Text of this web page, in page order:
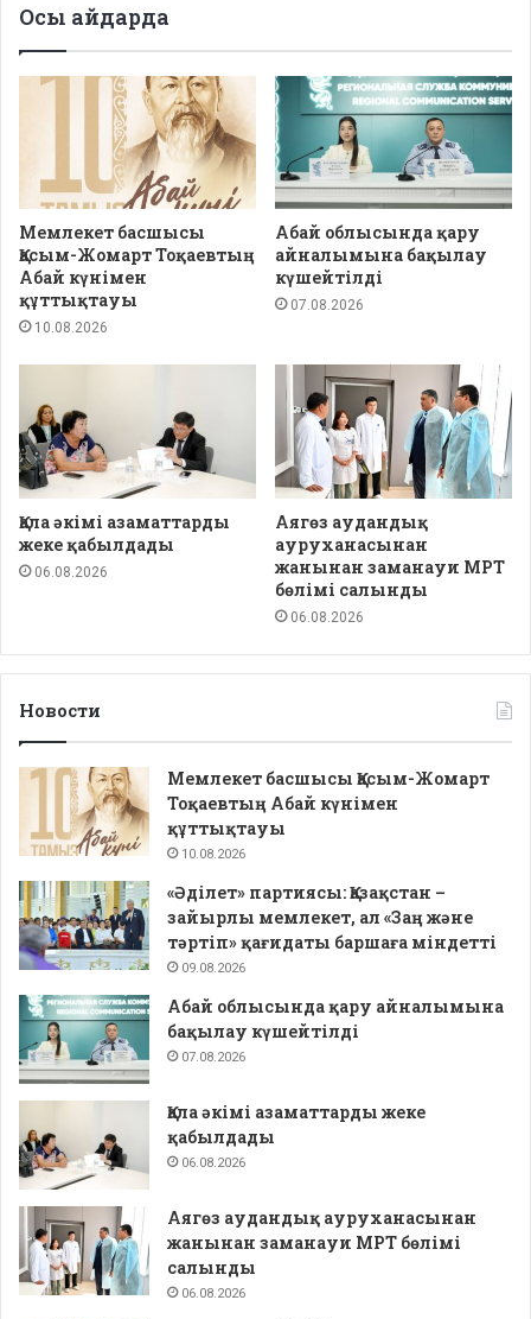
Осы айдарда
Мемлекет басшысы
Қасым-Жомарт Тоқаевтың
Абай күнімен
құттықтауы
10.08.2026
Абай облысында қару
айналымына бақылау
күшейтілді
07.08.2026
Қала әкімі азаматтарды
жеке қабылдады
06.08.2026
Аягөз аудандық
ауруханасынан
жанынан заманауи МРТ
бөлімі салынды
06.08.2026
Новости
Мемлекет басшысы Қасым-Жомарт
Тоқаевтың Абай күнімен
құттықтауы
10.08.2026
«Әділет» партиясы: Қазақстан –
зайырлы мемлекет, ал «Заң және
тәртіп» қағидаты баршаға міндетті
09.08.2026
Абай облысында қару айналымына
бақылау күшейтілді
07.08.2026
Қала әкімі азаматтарды жеке
қабылдады
06.08.2026
Аягөз аудандық ауруханасынан
жанынан заманауи МРТ бөлімі
салынды
06.08.2026